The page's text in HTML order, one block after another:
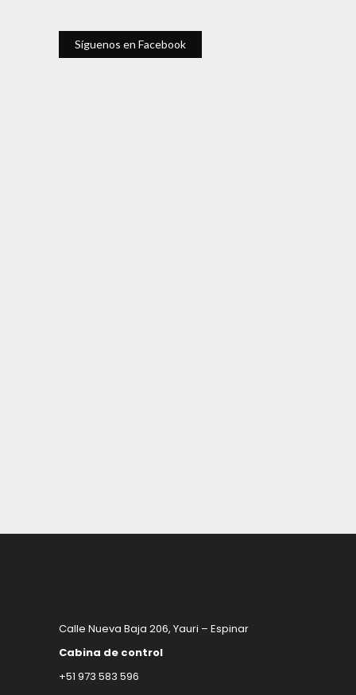
Síguenos en Facebook
Calle Nueva Baja 206, Yauri – Espinar
Cabina de control
+51 973 583 596